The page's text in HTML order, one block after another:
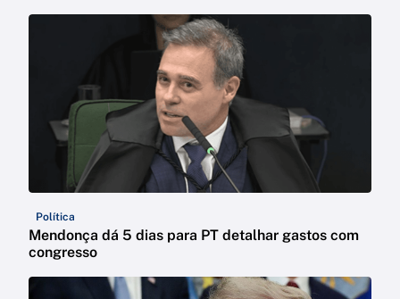
Política
Mendonça dá 5 dias para PT detalhar gastos com
congresso